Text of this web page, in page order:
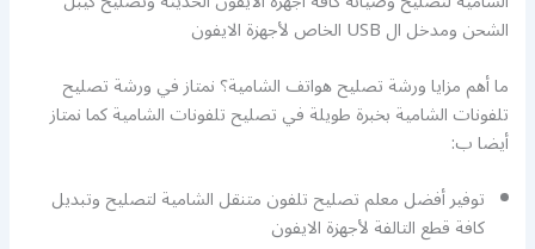
الشحن ومدخل ال USB الخاص لأجهزة الايفون
ما أهم مزايا ورشة تصليح هواتف الشامية؟ نمتاز في ورشة تصليح
تلفونات الشامية بخبرة طويلة في تصليح تلفونات الشامية كما نمتاز
أيضا ب:
توفير أفضل معلم تصليح تلفون متنقل الشامية لتصليح وتبديل
كافة قطع التالفة لأجهزة الايفون